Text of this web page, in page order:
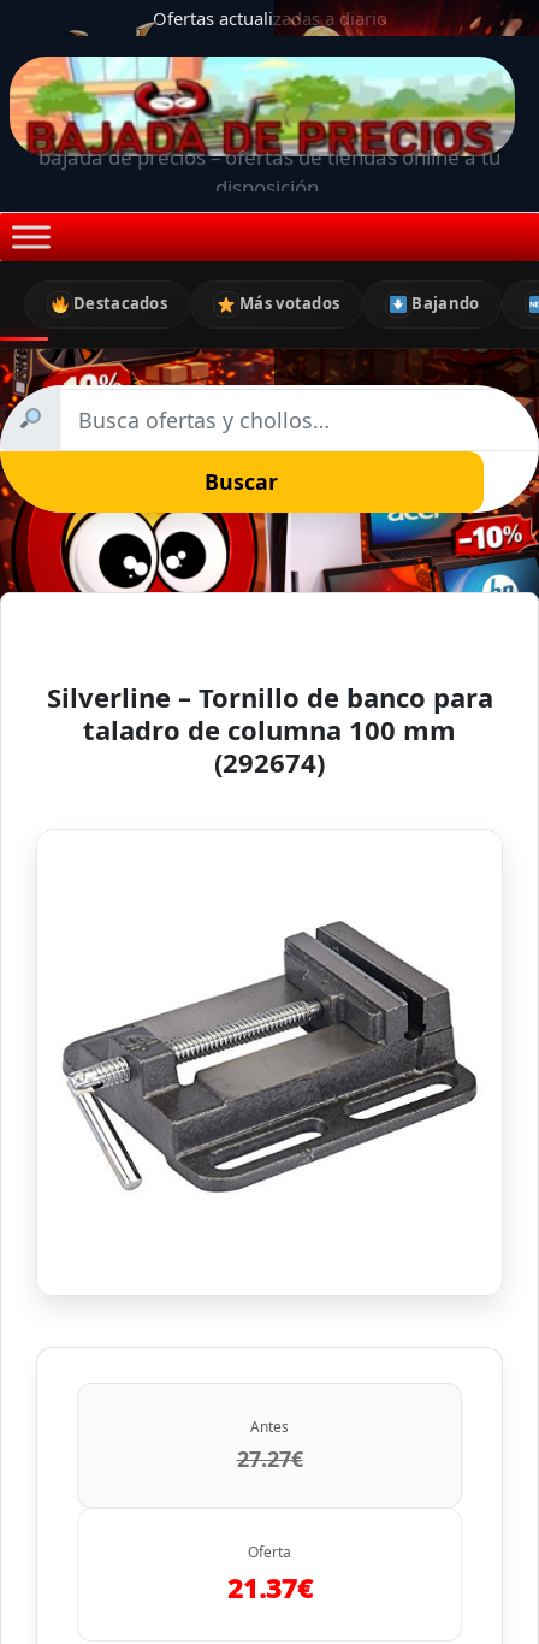
Ofertas actualizadas a diario
bajada de precios – ofertas de tiendas online a tu
disposición.
Destacados Más votados Bajando
Buscar
Silverline – Tornillo de banco para
taladro de columna 100 mm
(292674)
Antes
27.27€
Oferta
21.37€